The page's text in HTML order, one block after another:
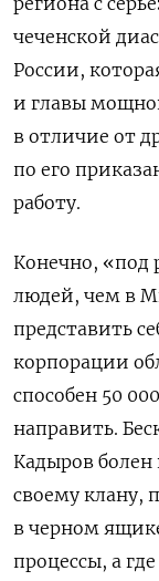
чеченской
России,
и главы
в отличие от
по его
работу.
Конечно, «под
людей, чем в
представить
корпорации
способен 50
направить.
Кадыров болен
своему клану,
в черном
процессы, а